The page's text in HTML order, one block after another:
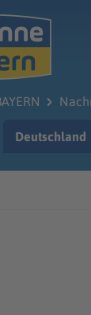
Deutschland